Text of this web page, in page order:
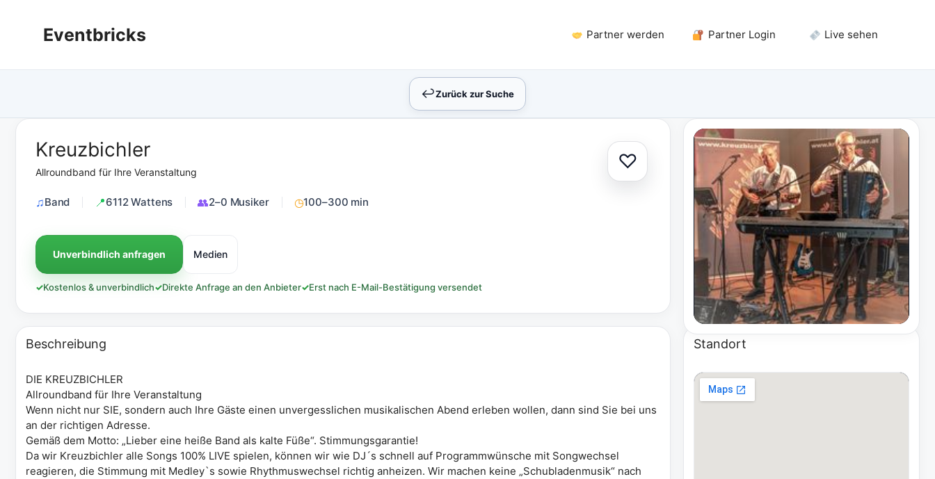
springenEventbricks Partner werden Partner Login Live sehen
↩︎Zurück zur Suche
♡Zur Auswahl hinzufügen
Kreuzbichler
Allroundband für Ihre Veranstaltung
Band 6112 Wattens 2–0 Musiker 100–300 min
Unverbindlich anfragen Medien
✓Kostenlos & unverbindlich✓Direkte Anfrage an den Anbieter✓Erst nach E-Mail-Bestätigung versendet
Beschreibung
DIE KREUZBICHLER
Allroundband für Ihre Veranstaltung
Wenn nicht nur SIE, sondern auch Ihre Gäste einen unvergesslichen musikalischen Abend erleben wollen, dann sind Sie bei uns
an der richtigen Adresse.
Gemäß dem Motto: „Lieber eine heiße Band als kalte Füße“. Stimmungsgarantie!
Da wir Kreuzbichler alle Songs 100% LIVE spielen, können wir wie DJ´s schnell auf Programmwünsche mit Songwechsel
reagieren, die Stimmung mit Medley`s sowie Rhythmuswechsel richtig anheizen. Wir machen keine „Schubladenmusik“ nach
Standort